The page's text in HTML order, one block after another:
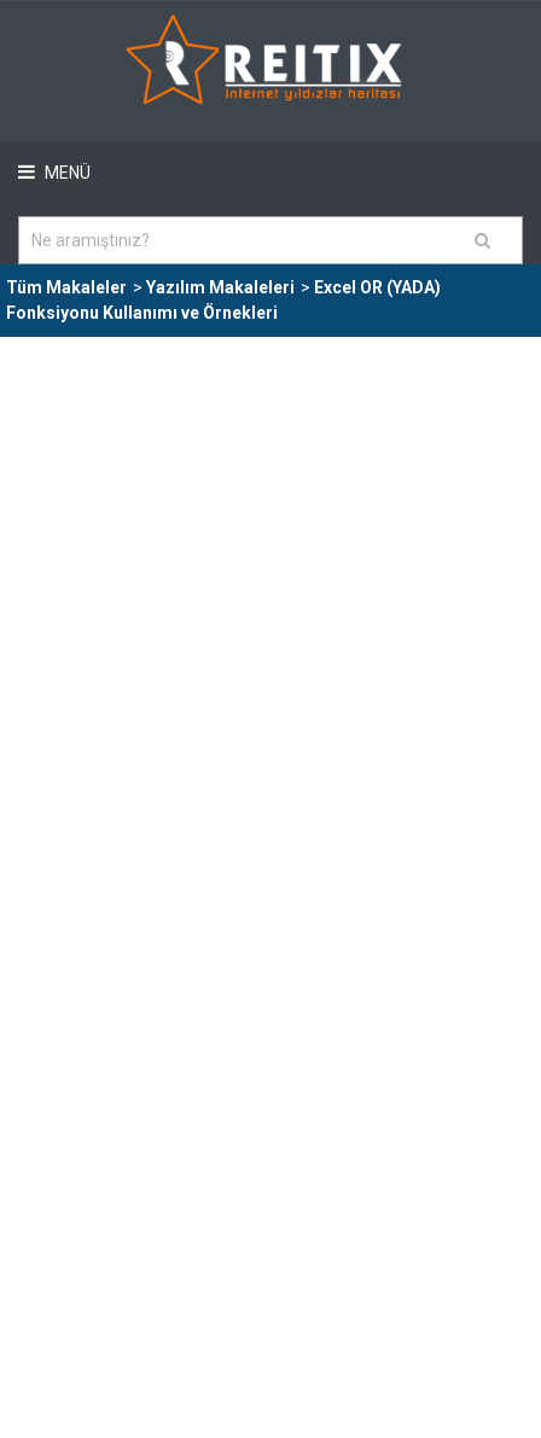
MENÜ
Tüm Makaleler > Yazılım Makaleleri > Excel OR (YADA)
Fonksiyonu Kullanımı ve Örnekleri